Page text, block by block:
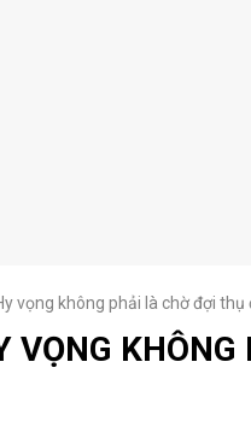
vọng không phải là chờ đợi